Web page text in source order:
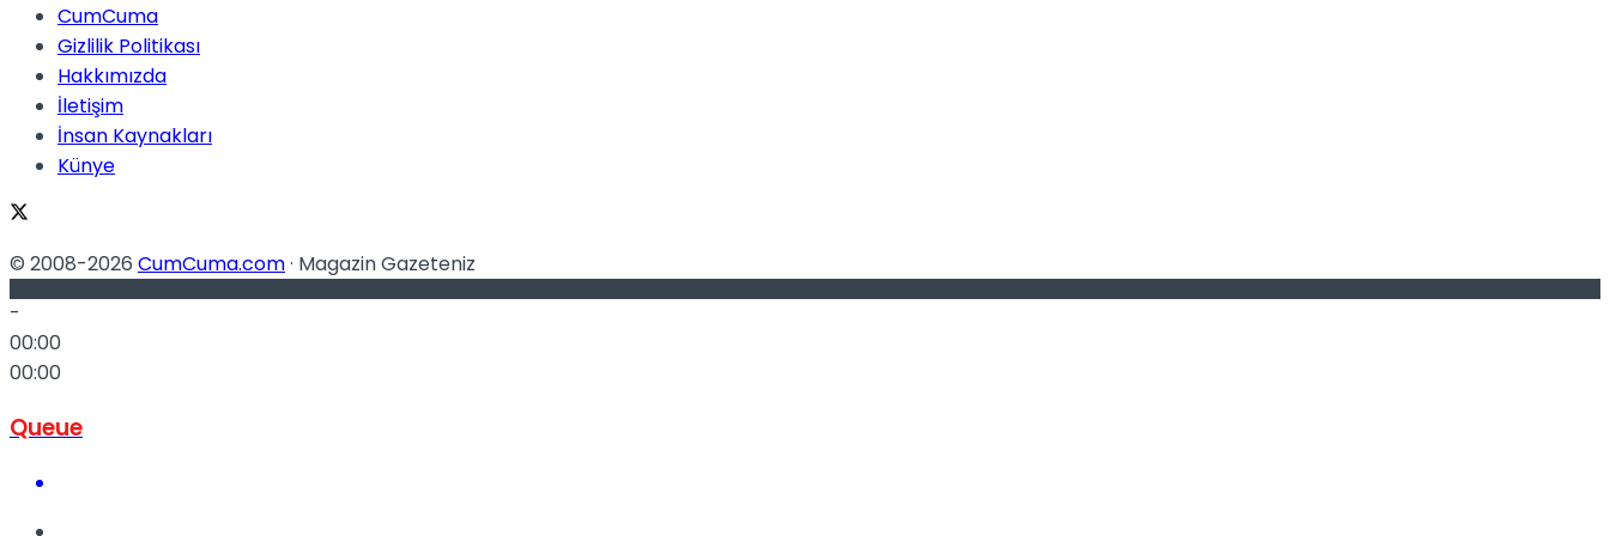
No Result
View All Result
CumCuma
Gizlilik Politikası
Hakkımızda
İletişim
İnsan Kaynakları
Künye
© 2008-2026 CumCuma.com· Magazin Gazeteniz
-
00:00
00:00
Queue